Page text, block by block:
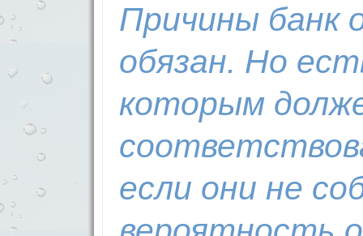
Причины банк
обязан. Но
которым
если они не